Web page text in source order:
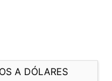
A DÓLARES